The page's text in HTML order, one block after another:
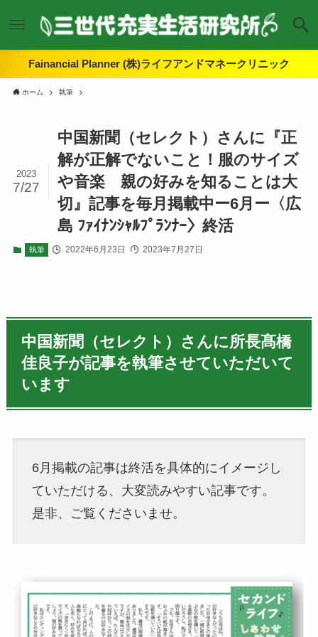
Fainancial Planner (株)ライフアンドマネークリニック
ホーム 執筆
中国新聞（セレクト）さんに『正
解が正解でないこと！服のサイズ
や音楽 親の好みを知ることは大
切』記事を毎月掲載中ー6月ー〈広
島 ﾌｧｲﾅﾝｼｬﾙﾌﾟﾗﾝﾅｰ〉終活
2023
7/27
執筆 2022年6月23日 2023年7月27日
中国新聞（セレクト）さんに所長髙橋
佳良子が記事を執筆させていただいて
います
6月掲載の記事は終活を具体的にイメージし
ていただける、大変読みやすい記事です。
是非、ご覧くださいませ。